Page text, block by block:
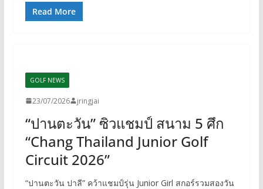
Read More
GOLF NEWS
23/07/2026 jringjai
“ปานตะวัน” ซิวแชมป์ สนาม 5 ศึก
“Chang Thailand Junior Golf
Circuit 2026”
“ปานตะวัน ปาลี” คว้าแชมป์รุ่น Junior Girl สกอร์รวมสองวัน